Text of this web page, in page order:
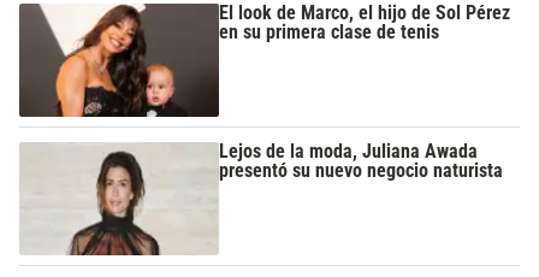
El look de Marco, el hijo de Sol Pérez
en su primera clase de tenis
Lejos de la moda, Juliana Awada
presentó su nuevo negocio naturista